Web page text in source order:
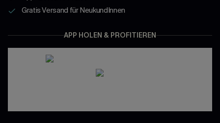
Gratis Versand für NeukundInnen
APP HOLEN & PROFITIEREN